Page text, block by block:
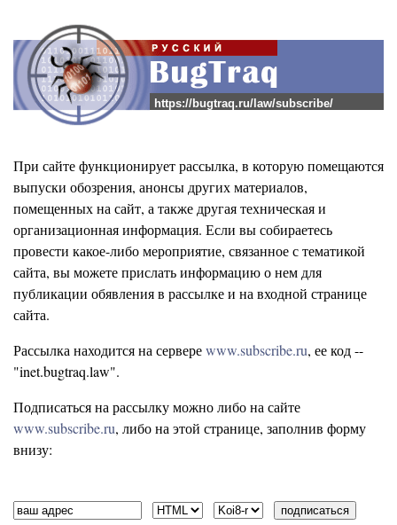
https://bugtraq.ru/law/subscribe/
При сайте функционирует рассылка, в которую помещаются
выпуски обозрения, анонсы других материалов,
помещенных на сайт, а также другая техническая и
организационная информация. Если вы собираетесь
провести какое-либо мероприятие, связанное с тематикой
сайта, вы можете прислать информацию о нем для
публикации обявления в рассылке и на входной странице
сайта.
Рассылка находится на сервереwww.subscribe.ru, ее код --
"inet.bugtraq.law".
Подписаться на рассылку можно либо на сайте
www.subscribe.ru, либо на этой странице, заполнив форму
внизу: